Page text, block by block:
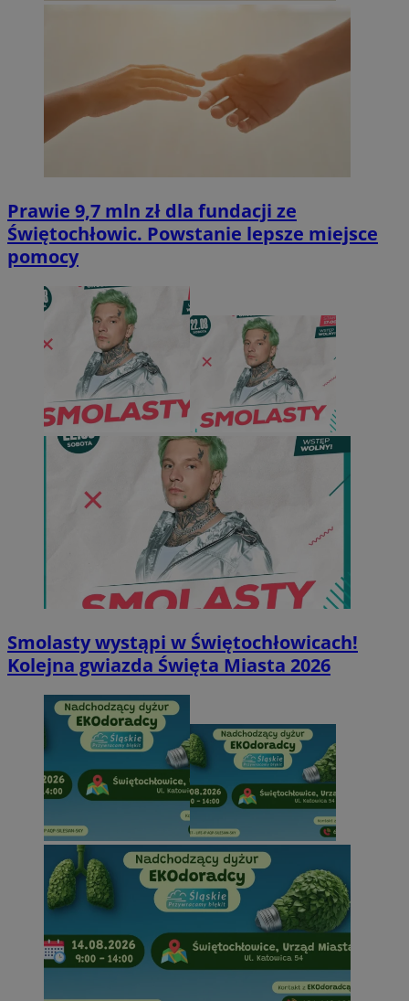
Prawie 9,7 mln zł dla fundacji ze
Świętochłowic. Powstanie lepsze miejsce
pomocy
Smolasty wystąpi w Świętochłowicach!
Kolejna gwiazda Święta Miasta 2026